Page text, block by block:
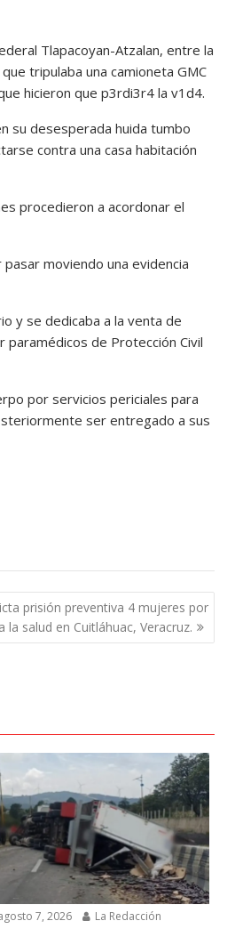
Tlapacoyan-Atzalan, entre la
tripulaba una camioneta GMC
hicieron que p3rdi3r4 la v1d4.
su desesperada huida tumbo
contra una casa habitación
procedieron a acordonar el
moviendo una evidencia
y se dedicaba a la venta de
paramédicos de Protección Civil
por servicios periciales para
ser entregado a sus
prisión preventiva 4 mujeres por
la salud en Cuitláhuac, Veracruz.
7, 2026 La Redacción